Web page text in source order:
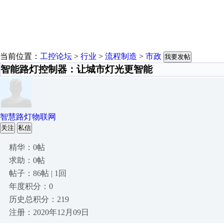
当前位置： 工控论坛 > 行业 > 流程制造 > 市政 我要发帖
智能路灯控制器：让城市灯光更智能
智慧路灯物联网
关注 私信
精华：0帖
求助：0帖
帖子：86帖 | 1回
年度积分：0
历史总积分：219
注册：2020年12月09日